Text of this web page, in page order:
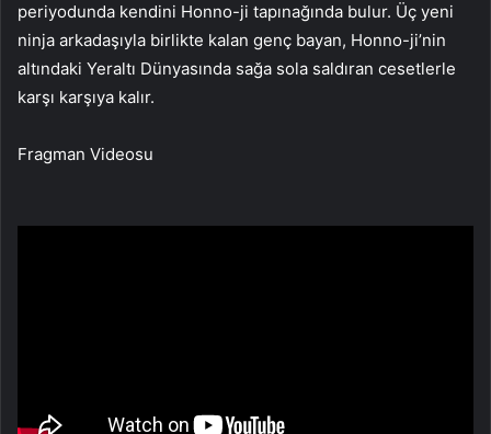
periyodunda kendini Honno-ji tapınağında bulur. Üç yeni
ninja arkadaşıyla birlikte kalan genç bayan, Honno-ji’nin
altındaki Yeraltı Dünyasında sağa sola saldıran cesetlerle
karşı karşıya kalır.
Fragman Videosu